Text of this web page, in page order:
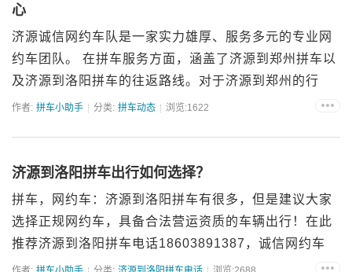
心
济源诚信网约车队是一家实力雄厚、服务多元的专业网
约车团队。 在拼车服务方面，涵盖了济源到郑州拼车以
及济源到洛阳拼车的往返路线。对于济源到郑州的行
程，不仅为往返出行给予了坚实的保障，而且大力推行
作者: 拼车小助手 分类: 拼车动态 浏览:1622
济源到洛阳拼车出行如何选择？
拼车，网约车：济源到洛阳拼车有很多，但是建议大家
选择正规网约车，具备合法营运资质的车辆出行！在此
推荐济源到洛阳拼车电话18603891387，诚信网约车
队！还有就是出租车合乘，和拼车性质差不多，也是可